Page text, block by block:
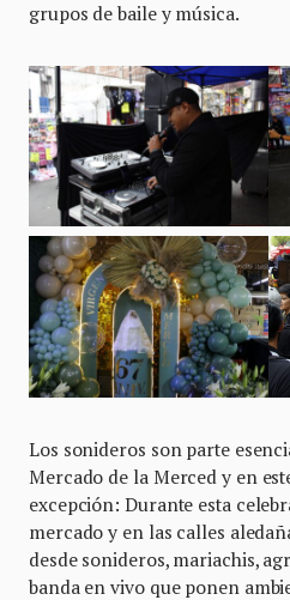
grupos de baile y música.
Los sonideros son parte
Mercado de la Merced y en
excepción: Durante esta
mercado y en las calles
desde sonideros, mariachis,
banda en vivo que ponen